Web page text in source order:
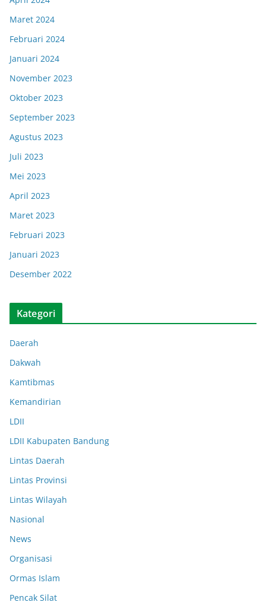
Maret 2024
Februari 2024
Januari 2024
November 2023
Oktober 2023
September 2023
Agustus 2023
Juli 2023
Mei 2023
April 2023
Maret 2023
Februari 2023
Januari 2023
Desember 2022
Kategori
Daerah
Dakwah
Kamtibmas
Kemandirian
LDII
LDII Kabupaten Bandung
Lintas Daerah
Lintas Provinsi
Lintas Wilayah
Nasional
News
Organisasi
Ormas Islam
Pencak Silat